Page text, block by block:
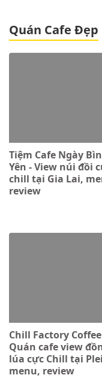
Quán Cafe Đẹp
Tiệm Cafe Ngày
Yên - View núi đồi
chill tại Gia Lai,
review
Chill Factory
Quán cafe view
lúa cực Chill tại
menu, review